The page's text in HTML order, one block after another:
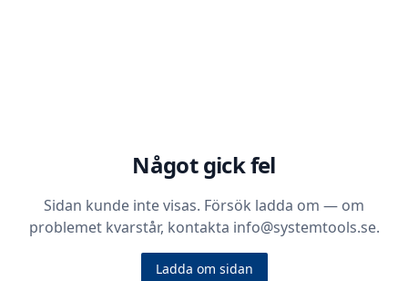
Något gick fel
Sidan kunde inte visas. Försök ladda om — om
problemet kvarstår, kontakta info@systemtools.se.
Ladda om sidan